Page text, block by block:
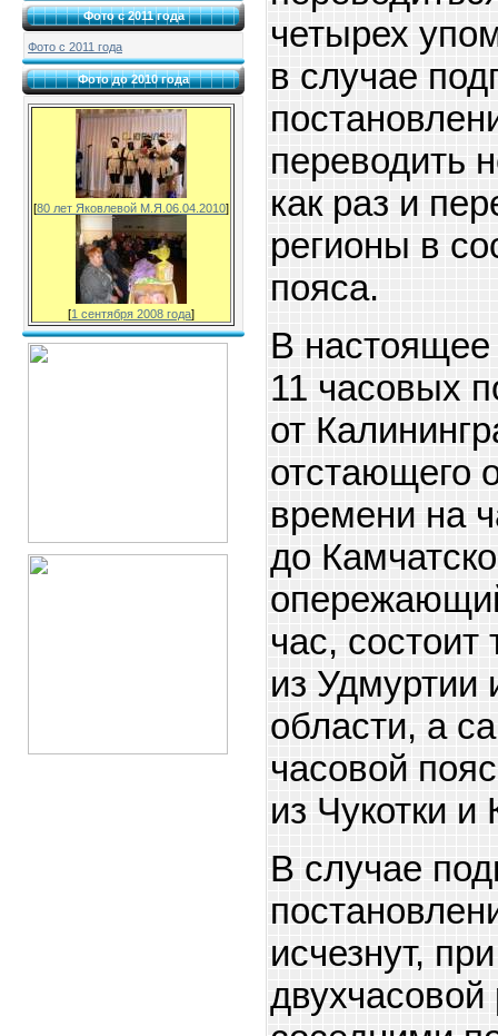
Фото с 2011 года
Фото с 2011 года
Фото до 2010 года
[80 лет Яковлевой М.Я.06.04.2010]
[1 сентября 2008 года]
четырех
в случае
переводить
как раз и
регионы в
пояса.
В
11 часовых
от
отстающего
времени на
до
час, состоит
из Удмуртии
области, а
часовой
из Чукотки и
В случае
исчезнут,